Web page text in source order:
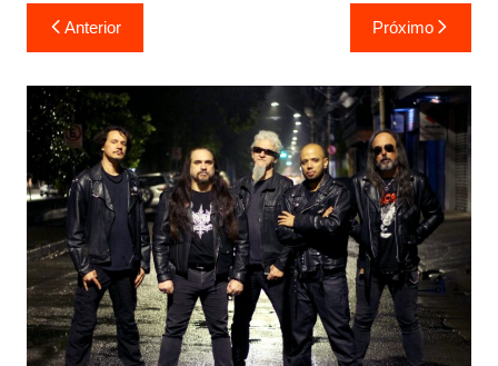
Navegação
de
Post
Anterior Próximo